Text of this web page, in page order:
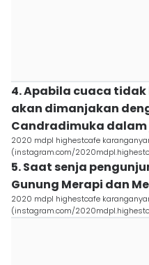
4. Apabila cuaca
akan dimanjakan
Candradimuka
2020 mdpl highestcafe
(instagram.com/
5. Saat senja
Gunung Merapi dan
2020 mdpl highestcafe
(instagram.com/